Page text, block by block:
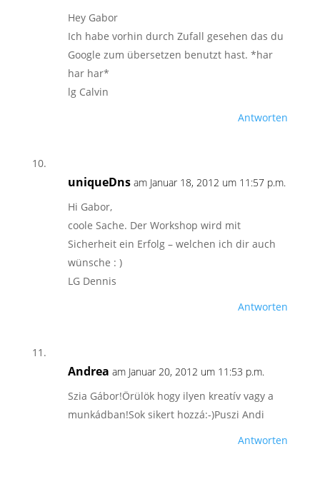
Hey Gabor
Ich habe vorhin durch Zufall gesehen das du
Google zum übersetzen benutzt hast. *har
har har*
lg Calvin
Antworten
uniqueDns am Januar 18, 2012 um 11:57 p.m.
Hi Gabor,
coole Sache. Der Workshop wird mit
Sicherheit ein Erfolg – welchen ich dir auch
wünsche : )
LG Dennis
Antworten
Andrea am Januar 20, 2012 um 11:53 p.m.
Szia Gábor!Örülök hogy ilyen kreatív vagy a
munkádban!Sok sikert hozzá:-)Puszi Andi
Antworten